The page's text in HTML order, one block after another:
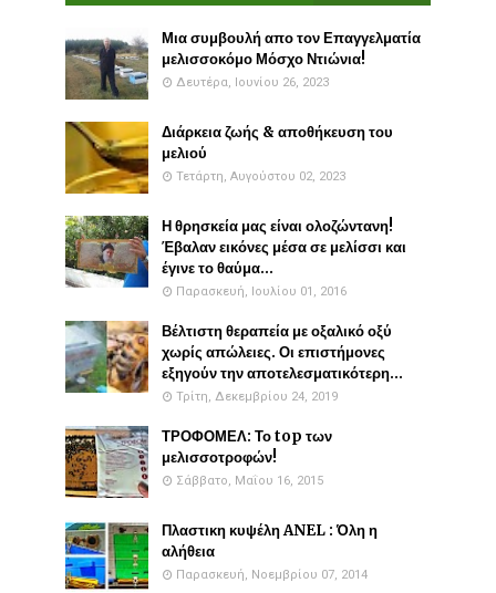
Μια συμβουλή απο τον Επαγγελματία
μελισσοκόμο Μόσχο Ντιώνια!
Δευτέρα, Ιουνίου 26, 2023
Διάρκεια ζωής & αποθήκευση του
μελιού
Τετάρτη, Αυγούστου 02, 2023
Η θρησκεία μας είναι ολοζώντανη!
Έβαλαν εικόνες μέσα σε μελίσσι και
έγινε το θαύμα...
Παρασκευή, Ιουλίου 01, 2016
Βέλτιστη θεραπεία με οξαλικό οξύ
χωρίς απώλειες. Οι επιστήμονες
εξηγούν την αποτελεσματικότερη...
Τρίτη, Δεκεμβρίου 24, 2019
ΤΡΟΦΟΜΕΛ: Το top των
μελισσοτροφών!
Σάββατο, Μαΐου 16, 2015
Πλαστικη κυψέλη ANEL : Όλη η
αλήθεια
Παρασκευή, Νοεμβρίου 07, 2014